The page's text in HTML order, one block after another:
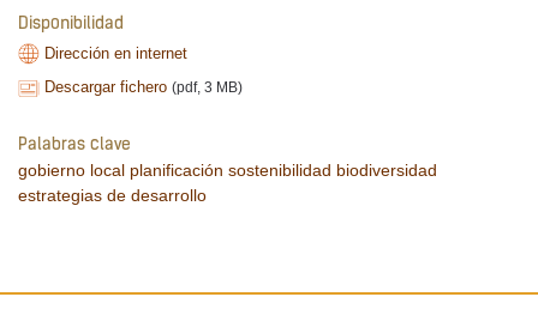
Disponibilidad
Dirección en internet
Descargar fichero (pdf, 3 MB)
Palabras clave
gobierno local planificación sostenibilidad biodiversidad
estrategias de desarrollo